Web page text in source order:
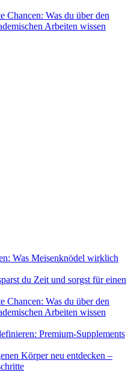
Chancen: Was du über den
Arbeiten wissen
Was Meisenknödel wirklich
du Zeit und sorgst für einen
Chancen: Was du über den
Arbeiten wissen
Premium-Supplements
Körper neu entdecken –